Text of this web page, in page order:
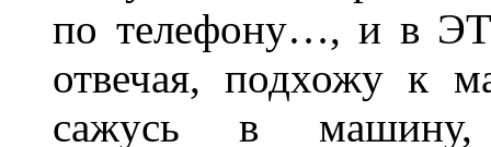
по телефону…, и в
отвечая, подхожу к
сажусь в